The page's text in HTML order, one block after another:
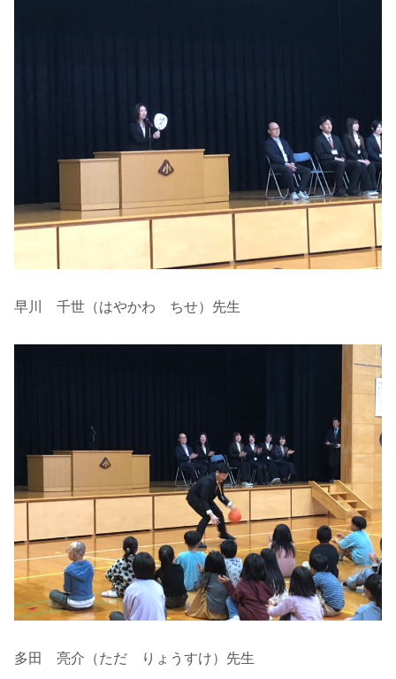
早川 千世（はやかわ ちせ）先生
多田 亮介（ただ りょうすけ）先生